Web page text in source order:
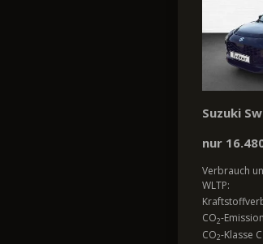
Suzuki
nur
Verbrauch
WLTP:
CO2-
CO2-Klasse C